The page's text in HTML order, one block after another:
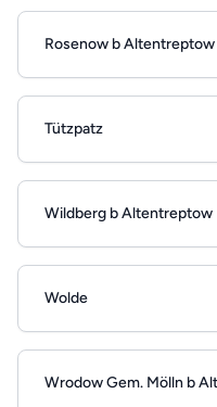
Rosenow b Altentreptow
Tützpatz
Wildberg b Altentreptow
Wolde
Wrodow Gem. Mölln b